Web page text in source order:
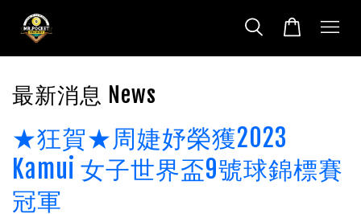
最新消息 News
★狂賀★周婕妤榮獲2023
Kamui 女子世界盃9號球錦標賽
冠軍